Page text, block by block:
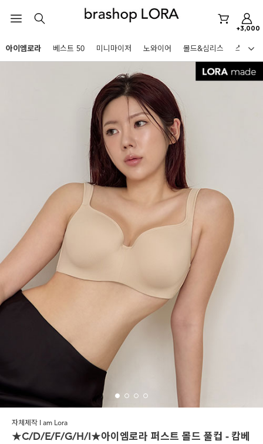
+3,000
HOT KEYWORDS
아이엠로라
노와이어
르미스떼르
미니마이저
아이엠로라
스포츠브라
노와이어
르미스떼르
아이엠로라
르미스떼르
아니타스포츠 고사드 스트랩리스
아이엠로라 베스트 50 미니마이저 노와이어 몰드&심리스 스포츠
자체제작 I am Lora
★C/D/E/F/G/H/I★아이엠로라 퍼스트 몰드 풀컵 - 캄베